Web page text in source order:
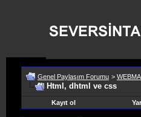
Genel Paylaşım Forumu >
Html, dhtml ve css
Kayıt ol